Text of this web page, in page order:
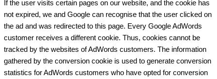
If the user visits certain pages on our website, and the cookie has
not expired, we and Google can recognise that the user clicked on
the ad and was redirected to this page. Every Google AdWords
customer receives a different cookie. Thus, cookies cannot be
tracked by the websites of AdWords customers. The information
gathered by the conversion cookie is used to generate conversion
statistics for AdWords customers who have opted for conversion